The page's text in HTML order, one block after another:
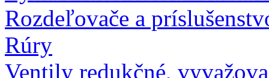
Rozdeľovače a
Rúry
Ventily redukčné,